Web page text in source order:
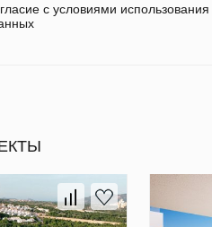
с условиями использования